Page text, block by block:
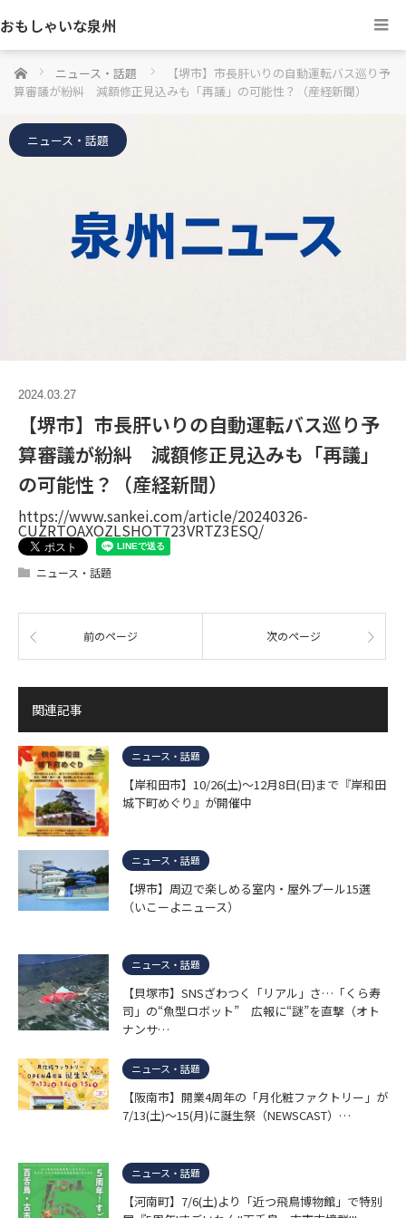
おもしゃいな泉州
ホーム ニュース・話題
【堺市】市長肝いりの自動運転バス巡り予
算審議が紛糾 減額修正見込みも「再議」の可能性？（産経新聞）
ニュース・話題
2024.03.27
【堺市】市長肝いりの自動運転バス巡り予
算審議が紛糾 減額修正見込みも「再議」
の可能性？（産経新聞）
https://www.sankei.com/article/20240326-
CUZRTOAXOZLSHOT723VRTZ3ESQ/
ニュース・話題
前のページ 次のページ
関連記事
ニュース・話題
【岸和田市】10/26(土)～12月8日(日)まで『岸和田
城下町めぐり』が開催中
ニュース・話題
【堺市】周辺で楽しめる室内・屋外プール15選
（いこーよニュース）
ニュース・話題
【貝塚市】SNSざわつく「リアル」さ…「くら寿
司」の“魚型ロボット” 広報に“謎”を直撃（オト
ナンサ…
ニュース・話題
【阪南市】開業4周年の「月化粧ファクトリー」が
7/13(土)～15(月)に誕生祭（NEWSCAST）…
ニュース・話題
【河南町】7/6(土)より「近つ飛鳥博物館」で特別